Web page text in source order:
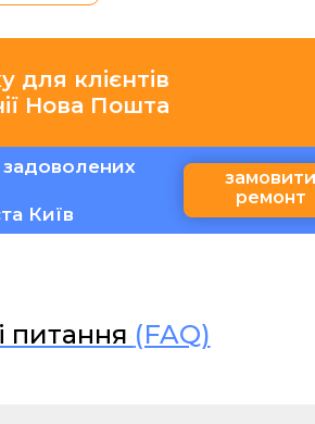
для клієнтів
Нова Пошта
Київ
замовити
ремонт
питання (FAQ)